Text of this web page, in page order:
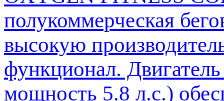
полукоммерческая
высокую
функционал.
мощность 5.8 л.с.)